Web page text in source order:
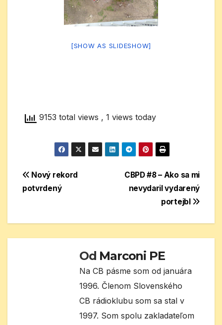
[SHOW AS SLIDESHOW]
9153 total views , 1 views today
Navigácia
v
článku
CBPD #8 – Ako sa mi
nevydaril vydarený
portejbl
Nový rekord
potvrdený
Od Marconi PE
Na CB pásme som od januára
1996. Členom Slovenského
CB rádioklubu som sa stal v
1997. Som spolu zakladateľom